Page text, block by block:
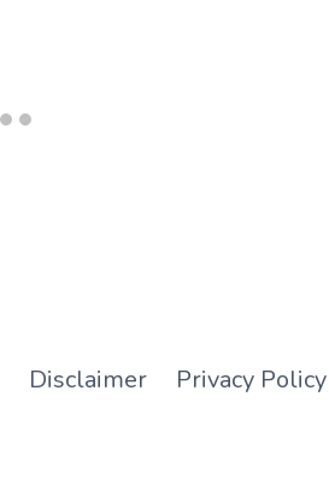
Disclaimer Privacy Policy